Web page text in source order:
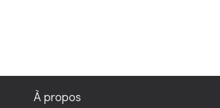
À propos